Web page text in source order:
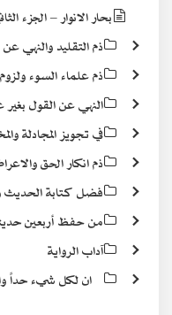
بحار الانوار – الجزء
ذم التقليد والنهي
ذم علماء السوء
النهي عن القول بغير
في تجويز المجادلة
ذم انكار الحق
فضل كتابة الحديث
من حفظ أربعين
آداب الرواية
ان لكل شيء حداً